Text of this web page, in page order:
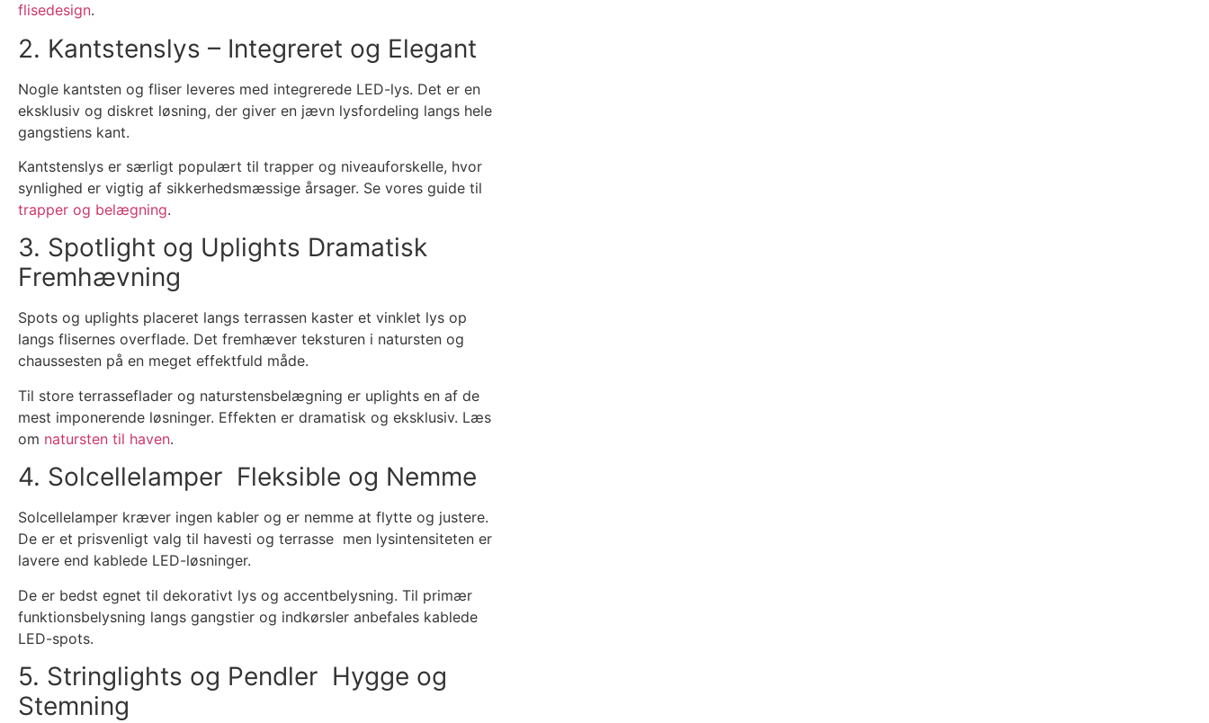
flisedesign.
2. Kantstenslys – Integreret og Elegant
Nogle kantsten og fliser leveres med integrerede LED-lys. Det er en
eksklusiv og diskret løsning, der giver en jævn lysfordeling langs hele
gangstiens kant.
Kantstenslys er særligt populært til trapper og niveauforskelle, hvor
synlighed er vigtig af sikkerhedsmæssige årsager. Se vores guide til
trapper og belægning.
3. Spotlight og Uplights Dramatisk
Fremhævning
Spots og uplights placeret langs terrassen kaster et vinklet lys op
langs flisernes overflade. Det fremhæver teksturen i natursten og
chaussesten på en meget effektfuld måde.
Til store terrasseflader og naturstensbelægning er uplights en af de
mest imponerende løsninger. Effekten er dramatisk og eksklusiv. Læs
om natursten til haven.
4. Solcellelamper Fleksible og Nemme
Solcellelamper kræver ingen kabler og er nemme at flytte og justere.
De er et prisvenligt valg til havesti og terrasse men lysintensiteten er
lavere end kablede LED-løsninger.
De er bedst egnet til dekorativt lys og accentbelysning. Til primær
funktionsbelysning langs gangstier og indkørsler anbefales kablede
LED-spots.
5. Stringlights og Pendler Hygge og
Stemning